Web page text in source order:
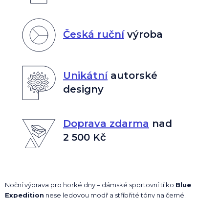
Česká ručnívýroba
Unikátníautorské
designy
Doprava zdarma nad
2 500 Kč
Noční výprava pro horké dny – dámské sportovní tílko Blue
Expedition nese ledovou modř a stříbřité tóny na černé.